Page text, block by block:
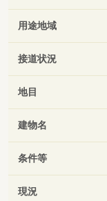
用途地域
接道状況
地目
建物名
条件等
現況